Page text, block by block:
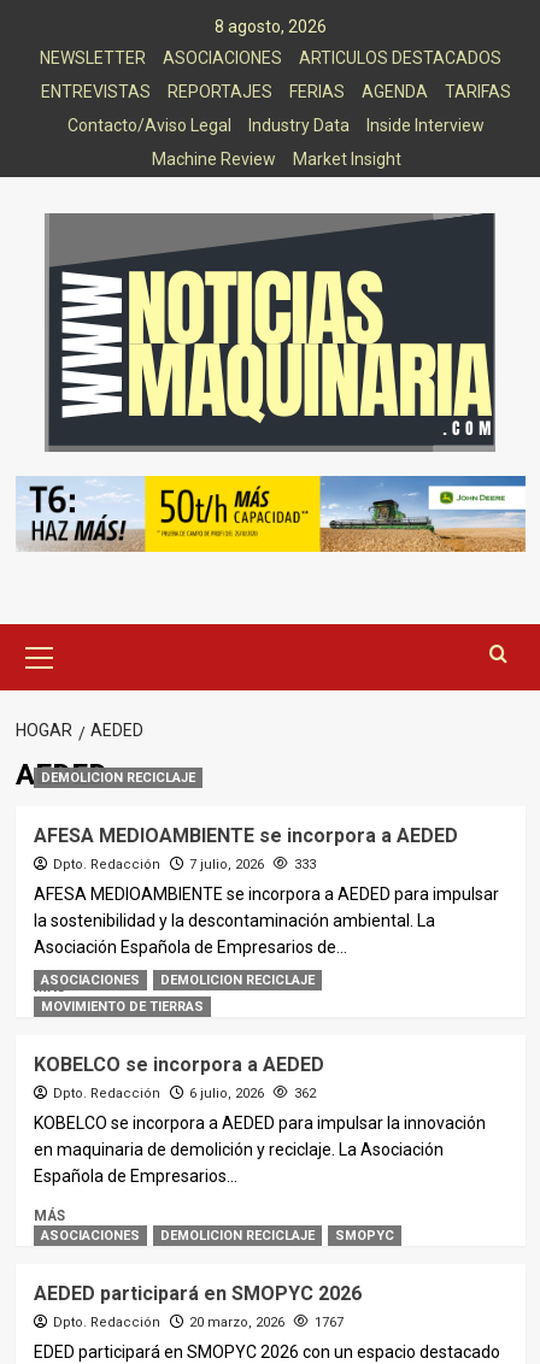
8 agosto, 2026
NEWSLETTER
ASOCIACIONES
ARTICULOS DESTACADOS
ENTREVISTAS
REPORTAJES FERIAS AGENDA
TARIFAS
Contacto/Aviso Legal
Industry Data
Inside Interview
Machine Review
Market Insight
principal
HOGAR AEDED
AEDED
DEMOLICION RECICLAJE
AFESA MEDIOAMBIENTE se incorpora a AEDED
Dpto. Redacción 7 julio, 2026 333
AFESA MEDIOAMBIENTE se incorpora a AEDED para impulsar
la sostenibilidad y la descontaminación ambiental. La
Asociación Española de Empresarios de...
MÁS
ASOCIACIONES
DEMOLICION RECICLAJE
MOVIMIENTO DE TIERRAS
KOBELCO se incorpora a AEDED
Dpto. Redacción 6 julio, 2026 362
KOBELCO se incorpora a AEDED para impulsar la innovación
en maquinaria de demolición y reciclaje. La Asociación
Española de Empresarios...
MÁS
ASOCIACIONES DEMOLICION RECICLAJE SMOPYC
AEDED participará en SMOPYC 2026
Dpto. Redacción 20 marzo, 2026 1767
EDED participará en SMOPYC 2026 con un espacio destacado